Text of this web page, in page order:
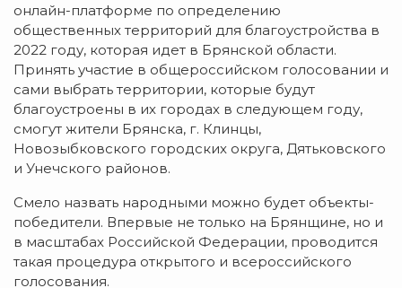
онлайн-платформе по определению
общественных территорий для благоустройства в
2022 году, которая идет в Брянской области.
Принять участие в общероссийском голосовании и
сами выбрать территории, которые будут
благоустроены в их городах в следующем году,
смогут жители Брянска, г. Клинцы,
Новозыбковского городских округа, Дятьковского
и Унечского районов.
Смело назвать народными можно будет объекты-
победители. Впервые не только на Брянщине, но и
в масштабах Российской Федерации, проводится
такая процедура открытого и всероссийского
голосования.